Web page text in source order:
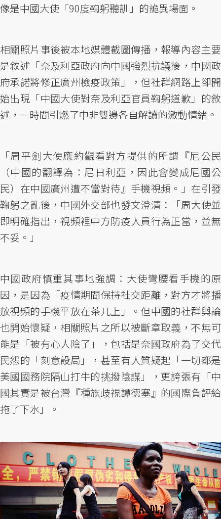
像是中國大使「90度鞠躬聽訓」的詭異場面。
相關照片事後被本地媒體截圖傳播，報導內容主要
是敘述「奈及利亞政府向中國強烈抗議後，中國政
府承諾將修正廣州檢疫政策」，但社群網路上卻開
始出現「中國大使對奈及利亞官員鞠躬道歉」的敘
述，一時間引燃了中非雙邊各自解讀的激動情緒。
「周平劍大使應約觀看對方提供的所謂『尼公民
（中國的翻譯為：尼日利亞，因此會變成尼國公
民）在中國廣州遭不當對待』手機視頻。」在引發
鞠躬之亂後，中國外交部也發文澄清：「周大使並
即明確指出，視頻裡中方防疫人員行為正當，並無
不妥。」
中國政府慎重其事地強調：大使彎腰看手機的原
因，是因為「疫情期間保持社交距離，對方才將播
放視頻的手機平放在茶几上」。但中國的社群輿論
也開始懷疑，相關照片之所以被斷章取義，不無可
能是「被有心人陰了」，包括是奈國政府為了交代
民怨的「刻意設局」，甚至有人質疑起「一切都是
美國國務院隔山打牛的挑撥陰謀」，更誇張有「中
國其實是被台灣『種族歧視譚德塞』的國際負評給
拖了下水」。